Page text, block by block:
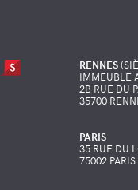
RENNES
IMMEUBLE
2B RUE DU
35700
PARIS
35 RUE DU
75002 PARIS